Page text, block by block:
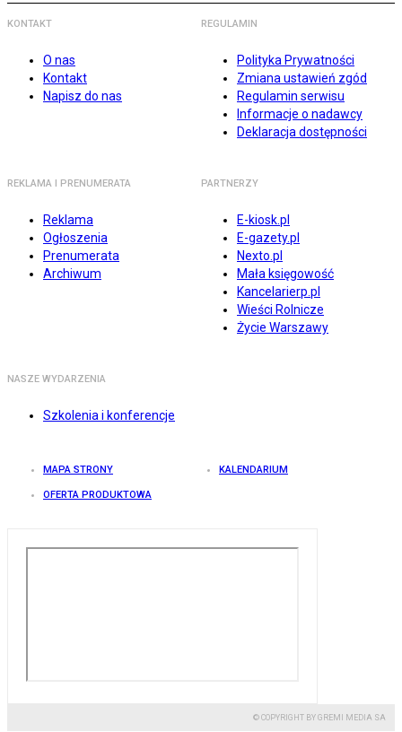
KONTAKT
O nas
Kontakt
Napisz do nas
REGULAMIN
Polityka Prywatności
Zmiana ustawień zgód
Regulamin serwisu
Informacje o nadawcy
Deklaracja dostępności
REKLAMA I PRENUMERATA
Reklama
Ogłoszenia
Prenumerata
Archiwum
PARTNERZY
E-kiosk.pl
E-gazety.pl
Nexto.pl
Mała księgowość
Kancelarierp.pl
Wieści Rolnicze
Życie Warszawy
NASZE WYDARZENIA
Szkolenia i konferencje
MAPA STRONY KALENDARIUM
OFERTA PRODUKTOWA
© COPYRIGHT BY GREMI MEDIA SA